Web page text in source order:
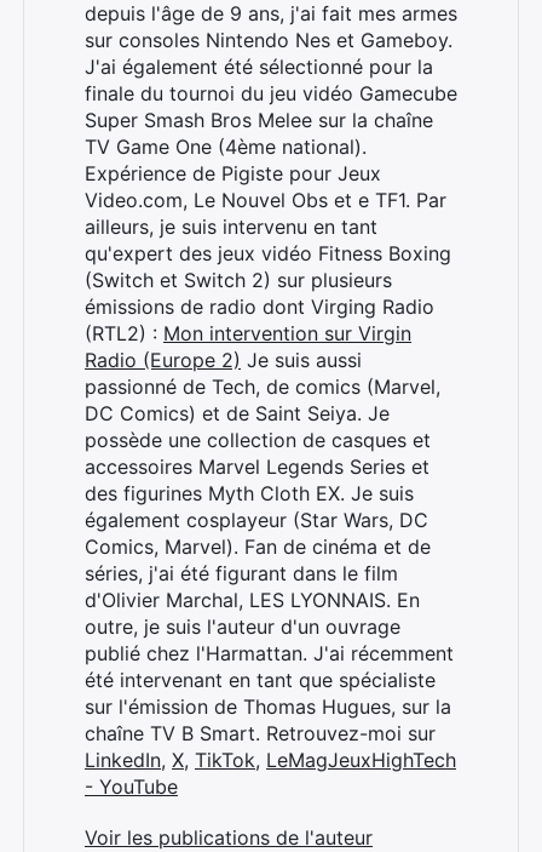
depuis l'âge de 9 ans, j'ai fait mes armes
sur consoles Nintendo Nes et Gameboy.
J'ai également été sélectionné pour la
finale du tournoi du jeu vidéo Gamecube
Super Smash Bros Melee sur la chaîne
TV Game One (4ème national).
Expérience de Pigiste pour Jeux
Video.com, Le Nouvel Obs et e TF1. Par
ailleurs, je suis intervenu en tant
qu'expert des jeux vidéo Fitness Boxing
(Switch et Switch 2) sur plusieurs
émissions de radio dont Virging Radio
(RTL2) : Mon intervention sur Virgin
Radio (Europe 2) Je suis aussi
passionné de Tech, de comics (Marvel,
DC Comics) et de Saint Seiya. Je
possède une collection de casques et
accessoires Marvel Legends Series et
des figurines Myth Cloth EX. Je suis
également cosplayeur (Star Wars, DC
Comics, Marvel). Fan de cinéma et de
séries, j'ai été figurant dans le film
d'Olivier Marchal, LES LYONNAIS. En
outre, je suis l'auteur d'un ouvrage
publié chez l'Harmattan. J'ai récemment
été intervenant en tant que spécialiste
sur l'émission de Thomas Hugues, sur la
chaîne TV B Smart. Retrouvez-moi sur
LinkedIn, X, TikTok, LeMagJeuxHighTech
- YouTube
Voir les publications de l'auteur